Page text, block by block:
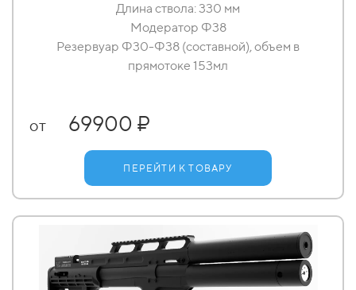
Длина ствола: 330 мм
Модератор Ф38
Резервуар Ф30-Ф38 (составной), объем в
прямотоке 153мл
от 69900 ₽
ПЕРЕЙТИ К ТОВАРУ